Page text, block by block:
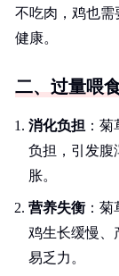
不吃肉，鸡也
健康。
二、过量喂
消化负担 ：
负担，引发腹
胀。
营养失衡 ：
鸡生长缓慢、
易乏力。